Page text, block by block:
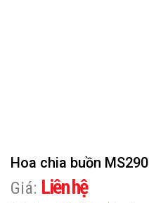
QUÀ
Hoa chia buồn MS290
Giá: Liên hệ